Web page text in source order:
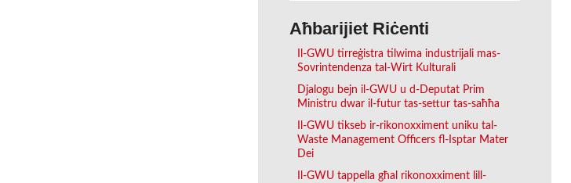
Aħbarijiet Riċenti
Il-GWU tirreġistra tilwima industrijali mas-
Sovrintendenza tal-Wirt Kulturali
Djalogu bejn il-GWU u d-Deputat Prim
Ministru dwar il-futur tas-settur tas-saħħa
Il-GWU tikseb ir-rikonoxximent uniku tal-
Waste Management Officers fl-Isptar Mater
Dei
Il-GWU tappella għal rikonoxximent lill-